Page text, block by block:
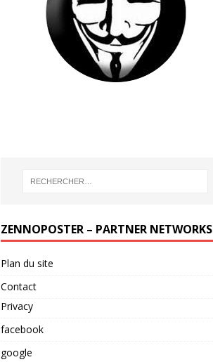
ZENNOPOSTER – PARTNER NETWORKS
Plan du site
Contact
Privacy
facebook
google